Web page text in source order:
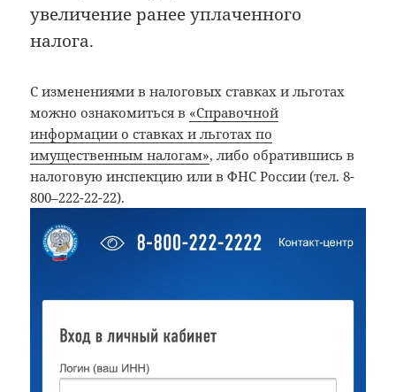
увеличение ранее уплаченного
налога.
С изменениями в налоговых ставках и льготах
можно ознакомиться в «Справочной
информации о ставках и льготах по
имущественным налогам», либо обратившись в
налоговую инспекцию или в ФНС России (тел. 8-
800–222-22-22).